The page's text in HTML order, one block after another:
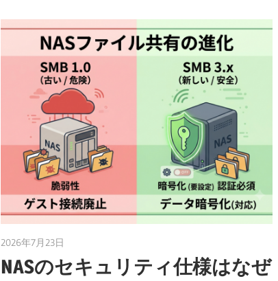
2026年7月23日
NASのセキュリティ仕様はなぜ